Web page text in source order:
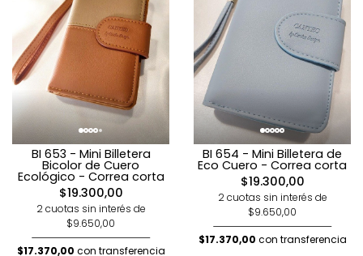
BI 653 - Mini Billetera
Bicolor de Cuero
Ecológico - Correa corta
$19.300,00
2 cuotas sin interés de
$9.650,00
$17.370,00 con transferencia
BI 654 - Mini Billetera de
Eco Cuero - Correa corta
$19.300,00
2 cuotas sin interés de
$9.650,00
$17.370,00 con transferencia